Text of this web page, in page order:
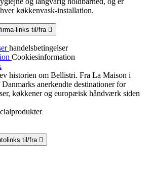
køkkenvask-installation.
links til/fra 
handelsbetingelser
Cookiesinformation
historien om Bellistri. Fra La Maison i
anerkendte destinationer for
køkkener og europæisk håndværk siden
til/fra 